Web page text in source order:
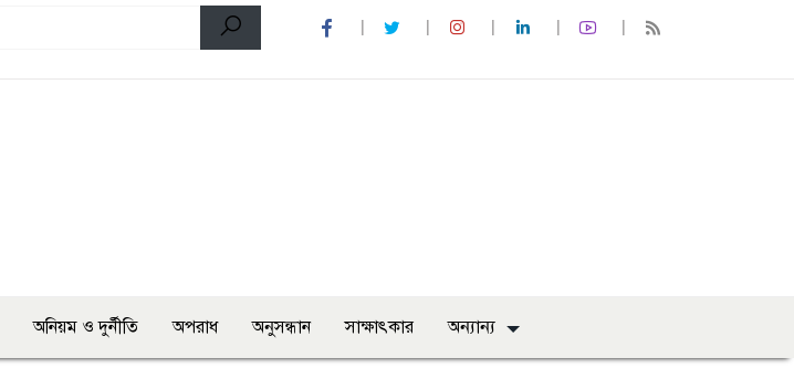
অনিয়ম ও দুর্নীতি অপরাধ অনুসন্ধান সাক্ষাৎকার অন্যান্য